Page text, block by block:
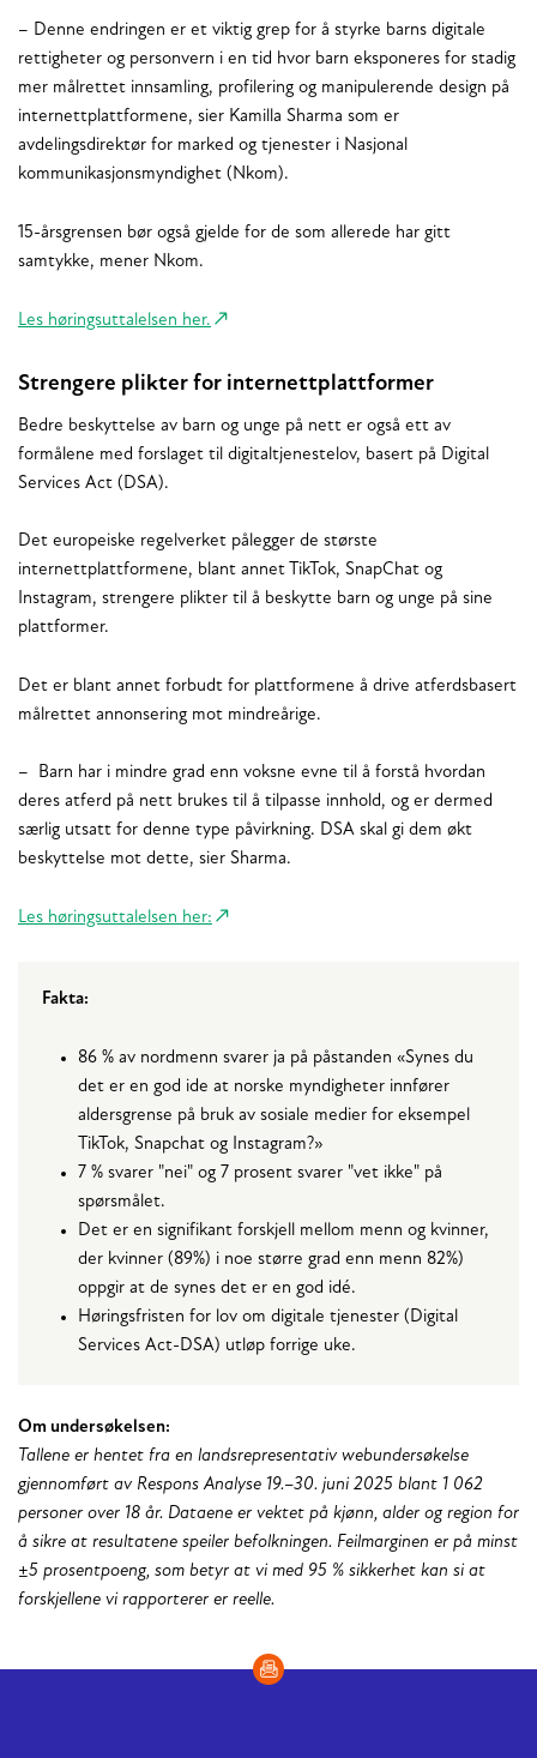
– Denne endringen er et viktig grep for å styrke barns digitale
rettigheter og personvern i en tid hvor barn eksponeres for stadig
mer målrettet innsamling, profilering og manipulerende design på
internettplattformene, sier Kamilla Sharma som er
avdelingsdirektør for marked og tjenester i Nasjonal
kommunikasjonsmyndighet (Nkom).
15-årsgrensen bør også gjelde for de som allerede har gitt
samtykke, mener Nkom.
Les høringsuttalelsen her.
Strengere plikter for internettplattformer
Bedre beskyttelse av barn og unge på nett er også ett av
formålene med forslaget til digitaltjenestelov, basert på Digital
Services Act (DSA).
Det europeiske regelverket pålegger de største
internettplattformene, blant annet TikTok, SnapChat og
Instagram, strengere plikter til å beskytte barn og unge på sine
plattformer.
Det er blant annet forbudt for plattformene å drive atferdsbasert
målrettet annonsering mot mindreårige.
– Barn har i mindre grad enn voksne evne til å forstå hvordan
deres atferd på nett brukes til å tilpasse innhold, og er dermed
særlig utsatt for denne type påvirkning. DSA skal gi dem økt
beskyttelse mot dette, sier Sharma.
Les høringsuttalelsen her:
Fakta:
86 % av nordmenn svarer ja på påstanden «Synes du
det er en god ide at norske myndigheter innfører
aldersgrense på bruk av sosiale medier for eksempel
TikTok, Snapchat og Instagram?»
7 % svarer "nei" og 7 prosent svarer "vet ikke" på
spørsmålet.
Det er en signifikant forskjell mellom menn og kvinner,
der kvinner (89%) i noe større grad enn menn 82%)
oppgir at de synes det er en god idé.
Høringsfristen for lov om digitale tjenester (Digital
Services Act-DSA) utløp forrige uke.
Om undersøkelsen:
Tallene er hentet fra en landsrepresentativ webundersøkelse
gjennomført av Respons Analyse 19.–30. juni 2025 blant 1 062
personer over 18 år. Dataene er vektet på kjønn, alder og region for
å sikre at resultatene speiler befolkningen. Feilmarginen er på minst
±5 prosentpoeng, som betyr at vi med 95 % sikkerhet kan si at
forskjellene vi rapporterer er reelle.